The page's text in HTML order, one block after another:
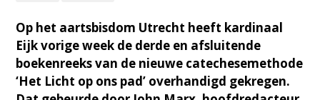
Op het aartsbisdom Utrecht heeft kardinaal
Eijk vorige week de derde en afsluitende
boekenreeks van de nieuwe catechesemethode
‘Het Licht op ons pad’ overhandigd gekregen.